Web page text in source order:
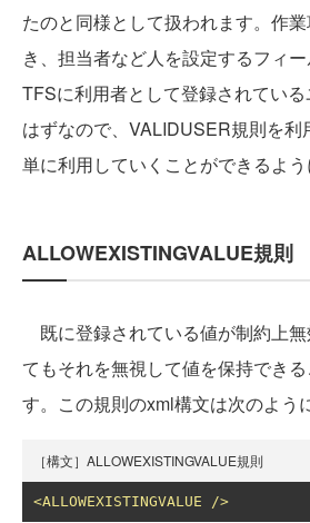
たのと同様として扱われます。作
き、担当者など人を設定するフィー
TFSに利用者として登録されてい
はずなので、VALIDUSER規則を利
単に利用していくことができるよう
ALLOWEXISTINGVALUE規則
既に登録されている値が制約上
てもそれを無視して値を保持でき
す。この規則のxml構文は次のよう
［構文］ALLOWEXISTINGVALUE規則
<ALLOWEXISTINGVALUE />